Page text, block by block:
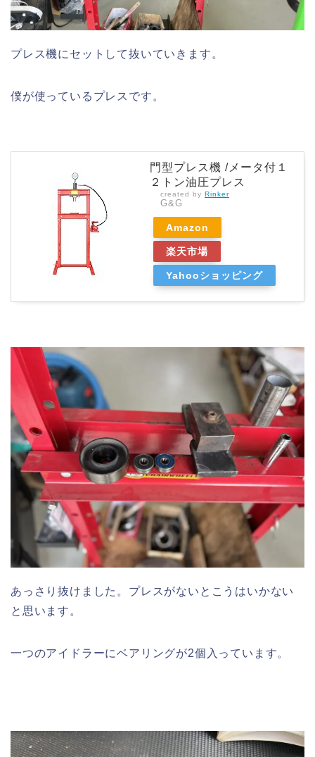
プレス機にセットして抜いていきます。
僕が使っているプレスです。
門型プレス機 /メータ付１
２トン油圧プレス
created by Rinker
G&G
Amazon
楽天市場
Yahooショッピング
あっさり抜けました。プレスがないとこうはいかない
と思います。
一つのアイドラーにベアリングが2個入っています。